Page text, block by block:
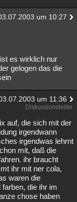
um 10:27
es wirklich nur
gelogen das die
um 11:36
Diskussionsleiter
auf, die sich mit der
irgendwann
irgendwas lehrnt
mit, daß die
ihr braucht
ihr mit ner cola,
waren die
die ihr im
chose haben